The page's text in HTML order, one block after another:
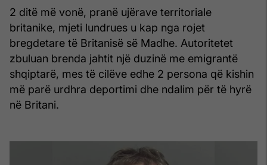
2 ditë më vonë, pranë ujërave territoriale
britanike, mjeti lundrues u kap nga rojet
bregdetare të Britanisë së Madhe. Autoritetet
zbuluan brenda jahtit një duzinë me emigrantë
shqiptarë, mes të cilëve edhe 2 persona që kishin
më parë urdhra deportimi dhe ndalim për të hyrë
në Britani.